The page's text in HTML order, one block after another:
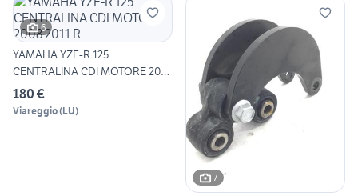
6
YAMAHA YZF-R 125
CENTRALINA CDI MOTORE 2008
2011 R
180 €
Viareggio(LU)
7